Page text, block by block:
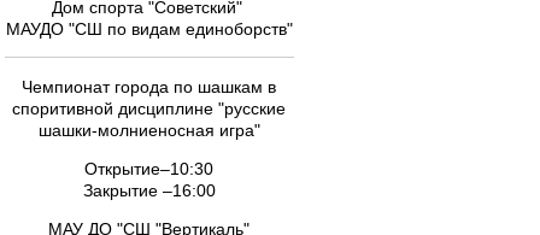
Дом спорта "Советский"
МАУДО "СШ по видам единоборств"
Чемпионат города по шашкам в
споритивной дисциплине "русские
шашки-молниеносная игра"
Открытие–10:30
Закрытие –16:00
МАУ ДО "СШ "Вертикаль"